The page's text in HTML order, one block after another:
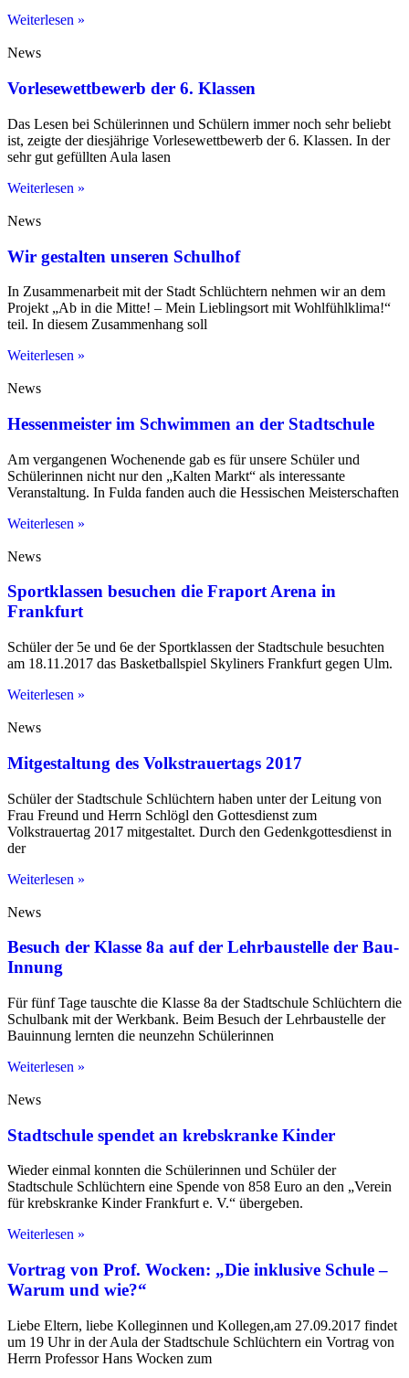
Weiterlesen »
News
Vorlesewettbewerb der 6. Klassen
Das Lesen bei Schülerinnen und Schülern immer noch sehr beliebt
ist, zeigte der diesjährige Vorlesewettbewerb der 6. Klassen. In der
sehr gut gefüllten Aula lasen
Weiterlesen »
News
Wir gestalten unseren Schulhof
In Zusammenarbeit mit der Stadt Schlüchtern nehmen wir an dem
Projekt „Ab in die Mitte! – Mein Lieblingsort mit Wohlfühlklima!“
teil. In diesem Zusammenhang soll
Weiterlesen »
News
Hessenmeister im Schwimmen an der Stadtschule
Am vergangenen Wochenende gab es für unsere Schüler und
Schülerinnen nicht nur den „Kalten Markt“ als interessante
Veranstaltung. In Fulda fanden auch die Hessischen Meisterschaften
Weiterlesen »
News
Sportklassen besuchen die Fraport Arena in
Frankfurt
Schüler der 5e und 6e der Sportklassen der Stadtschule besuchten
am 18.11.2017 das Basketballspiel Skyliners Frankfurt gegen Ulm.
Weiterlesen »
News
Mitgestaltung des Volkstrauertags 2017
Schüler der Stadtschule Schlüchtern haben unter der Leitung von
Frau Freund und Herrn Schlögl den Gottesdienst zum
Volkstrauertag 2017 mitgestaltet. Durch den Gedenkgottesdienst in
der
Weiterlesen »
News
Besuch der Klasse 8a auf der Lehrbaustelle der Bau-
Innung
Für fünf Tage tauschte die Klasse 8a der Stadtschule Schlüchtern die
Schulbank mit der Werkbank. Beim Besuch der Lehrbaustelle der
Bauinnung lernten die neunzehn Schülerinnen
Weiterlesen »
News
Stadtschule spendet an krebskranke Kinder
Wieder einmal konnten die Schülerinnen und Schüler der
Stadtschule Schlüchtern eine Spende von 858 Euro an den „Verein
für krebskranke Kinder Frankfurt e. V.“ übergeben.
Weiterlesen »
Vortrag von Prof. Wocken: „Die inklusive Schule –
Warum und wie?“
Liebe Eltern, liebe Kolleginnen und Kollegen,am 27.09.2017 findet
um 19 Uhr in der Aula der Stadtschule Schlüchtern ein Vortrag von
Herrn Professor Hans Wocken zum